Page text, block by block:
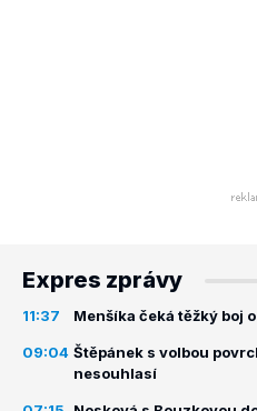
Expres zprávy
11:37 Menšíka čeká těžký boj
09:04 Štěpánek s volbou
nesouhlasí